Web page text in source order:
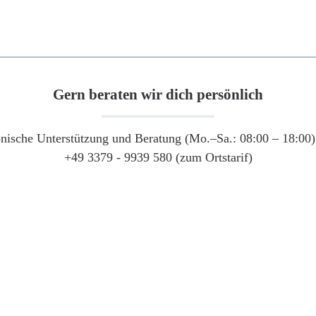
Gern beraten wir dich persönlich
Unterstützung und Beratung (Mo.–Sa.: 08:00 –
+49 3379 - 9939 580 (zum Ortstarif)